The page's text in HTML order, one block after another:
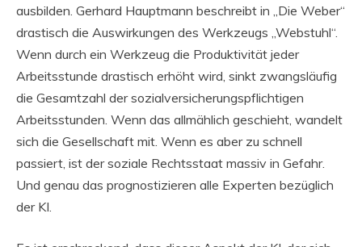
ausbilden. Gerhard Hauptmann beschreibt in „Die Weber“
drastisch die Auswirkungen des Werkzeugs „Webstuhl“.
Wenn durch ein Werkzeug die Produktivität jeder
Arbeitsstunde drastisch erhöht wird, sinkt zwangsläufig
die Gesamtzahl der sozialversicherungspflichtigen
Arbeitsstunden. Wenn das allmählich geschieht, wandelt
sich die Gesellschaft mit. Wenn es aber zu schnell
passiert, ist der soziale Rechtsstaat massiv in Gefahr.
Und genau das prognostizieren alle Experten bezüglich
der KI.